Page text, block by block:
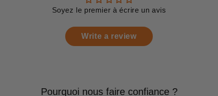
Soyez le premier à écrire un avis
Write a review
Pourquoi nous faire confiance ?